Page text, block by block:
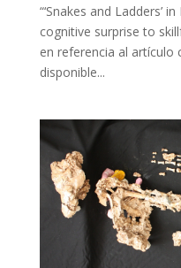
“‘Snakes and Ladders’
cognitive surprise to
en referencia al artículo
disponible...